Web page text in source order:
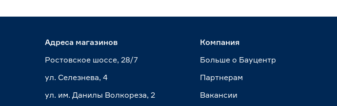
Адреса магазинов
Ростовское шоссе, 28/7
ул. Селезнева, 4
ул. им. Данилы Волкореза, 2
Компания
Больше о Бауцентр
Партнерам
Вакансии